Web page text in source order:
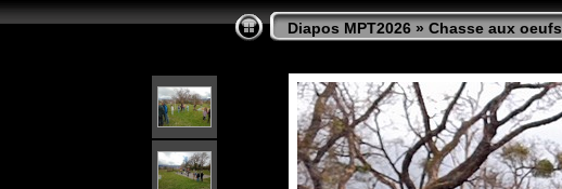
Diapos MPT2026 » Chasse aux oeufs